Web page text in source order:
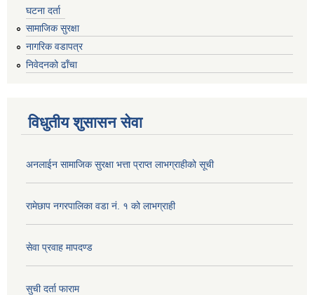
घटना दर्ता
सामाजिक सुरक्षा
नागरिक वडापत्र
निवेदनको ढाँचा
विधुतीय शुसासन सेवा
अनलाईन सामाजिक सुरक्षा भत्ता प्राप्त लाभग्राहीको सूची
रामेछाप नगरपालिका वडा नं. १ को लाभग्राही
सेवा प्रवाह मापदण्ड
सुची दर्ता फाराम